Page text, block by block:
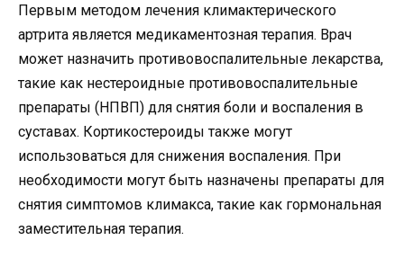
Первым методом лечения климактерического
артрита является медикаментозная терапия. Врач
может назначить противовоспалительные лекарства,
такие как нестероидные противовоспалительные
препараты (НПВП) для снятия боли и воспаления в
суставах. Кортикостероиды также могут
использоваться для снижения воспаления. При
необходимости могут быть назначены препараты для
снятия симптомов климакса, такие как гормональная
заместительная терапия.